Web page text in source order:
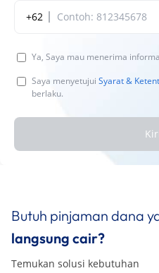
+62
Ya, Saya mau menerima
Saya menyetujui Syarat &
berlaku.
Butuh pinjaman dana
langsung cair?
Temukan solusi kebutuhan